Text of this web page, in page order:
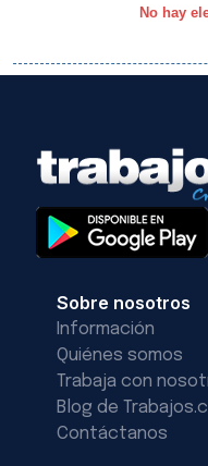
No hay
Sobre nosotros
Información
Quiénes somos
Trabaja con
Blog de
Contáctanos